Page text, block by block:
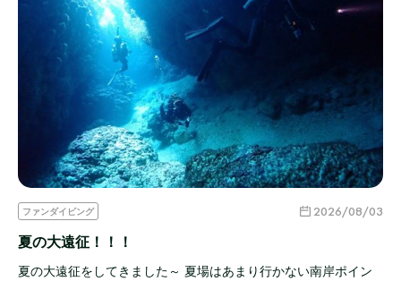
ファンダイビング 2026/08/03
夏の大遠征！！！
夏の大遠征をしてきました～ 夏場はあまり行かない南岸ポイン